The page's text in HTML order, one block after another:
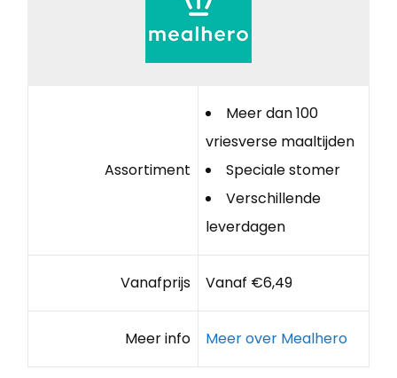
Assortiment
Meer dan 100
vriesverse maaltijden
Speciale stomer
Verschillende
leverdagen
Vanafprijs Vanaf €6,49
Meer info Meer over Mealhero